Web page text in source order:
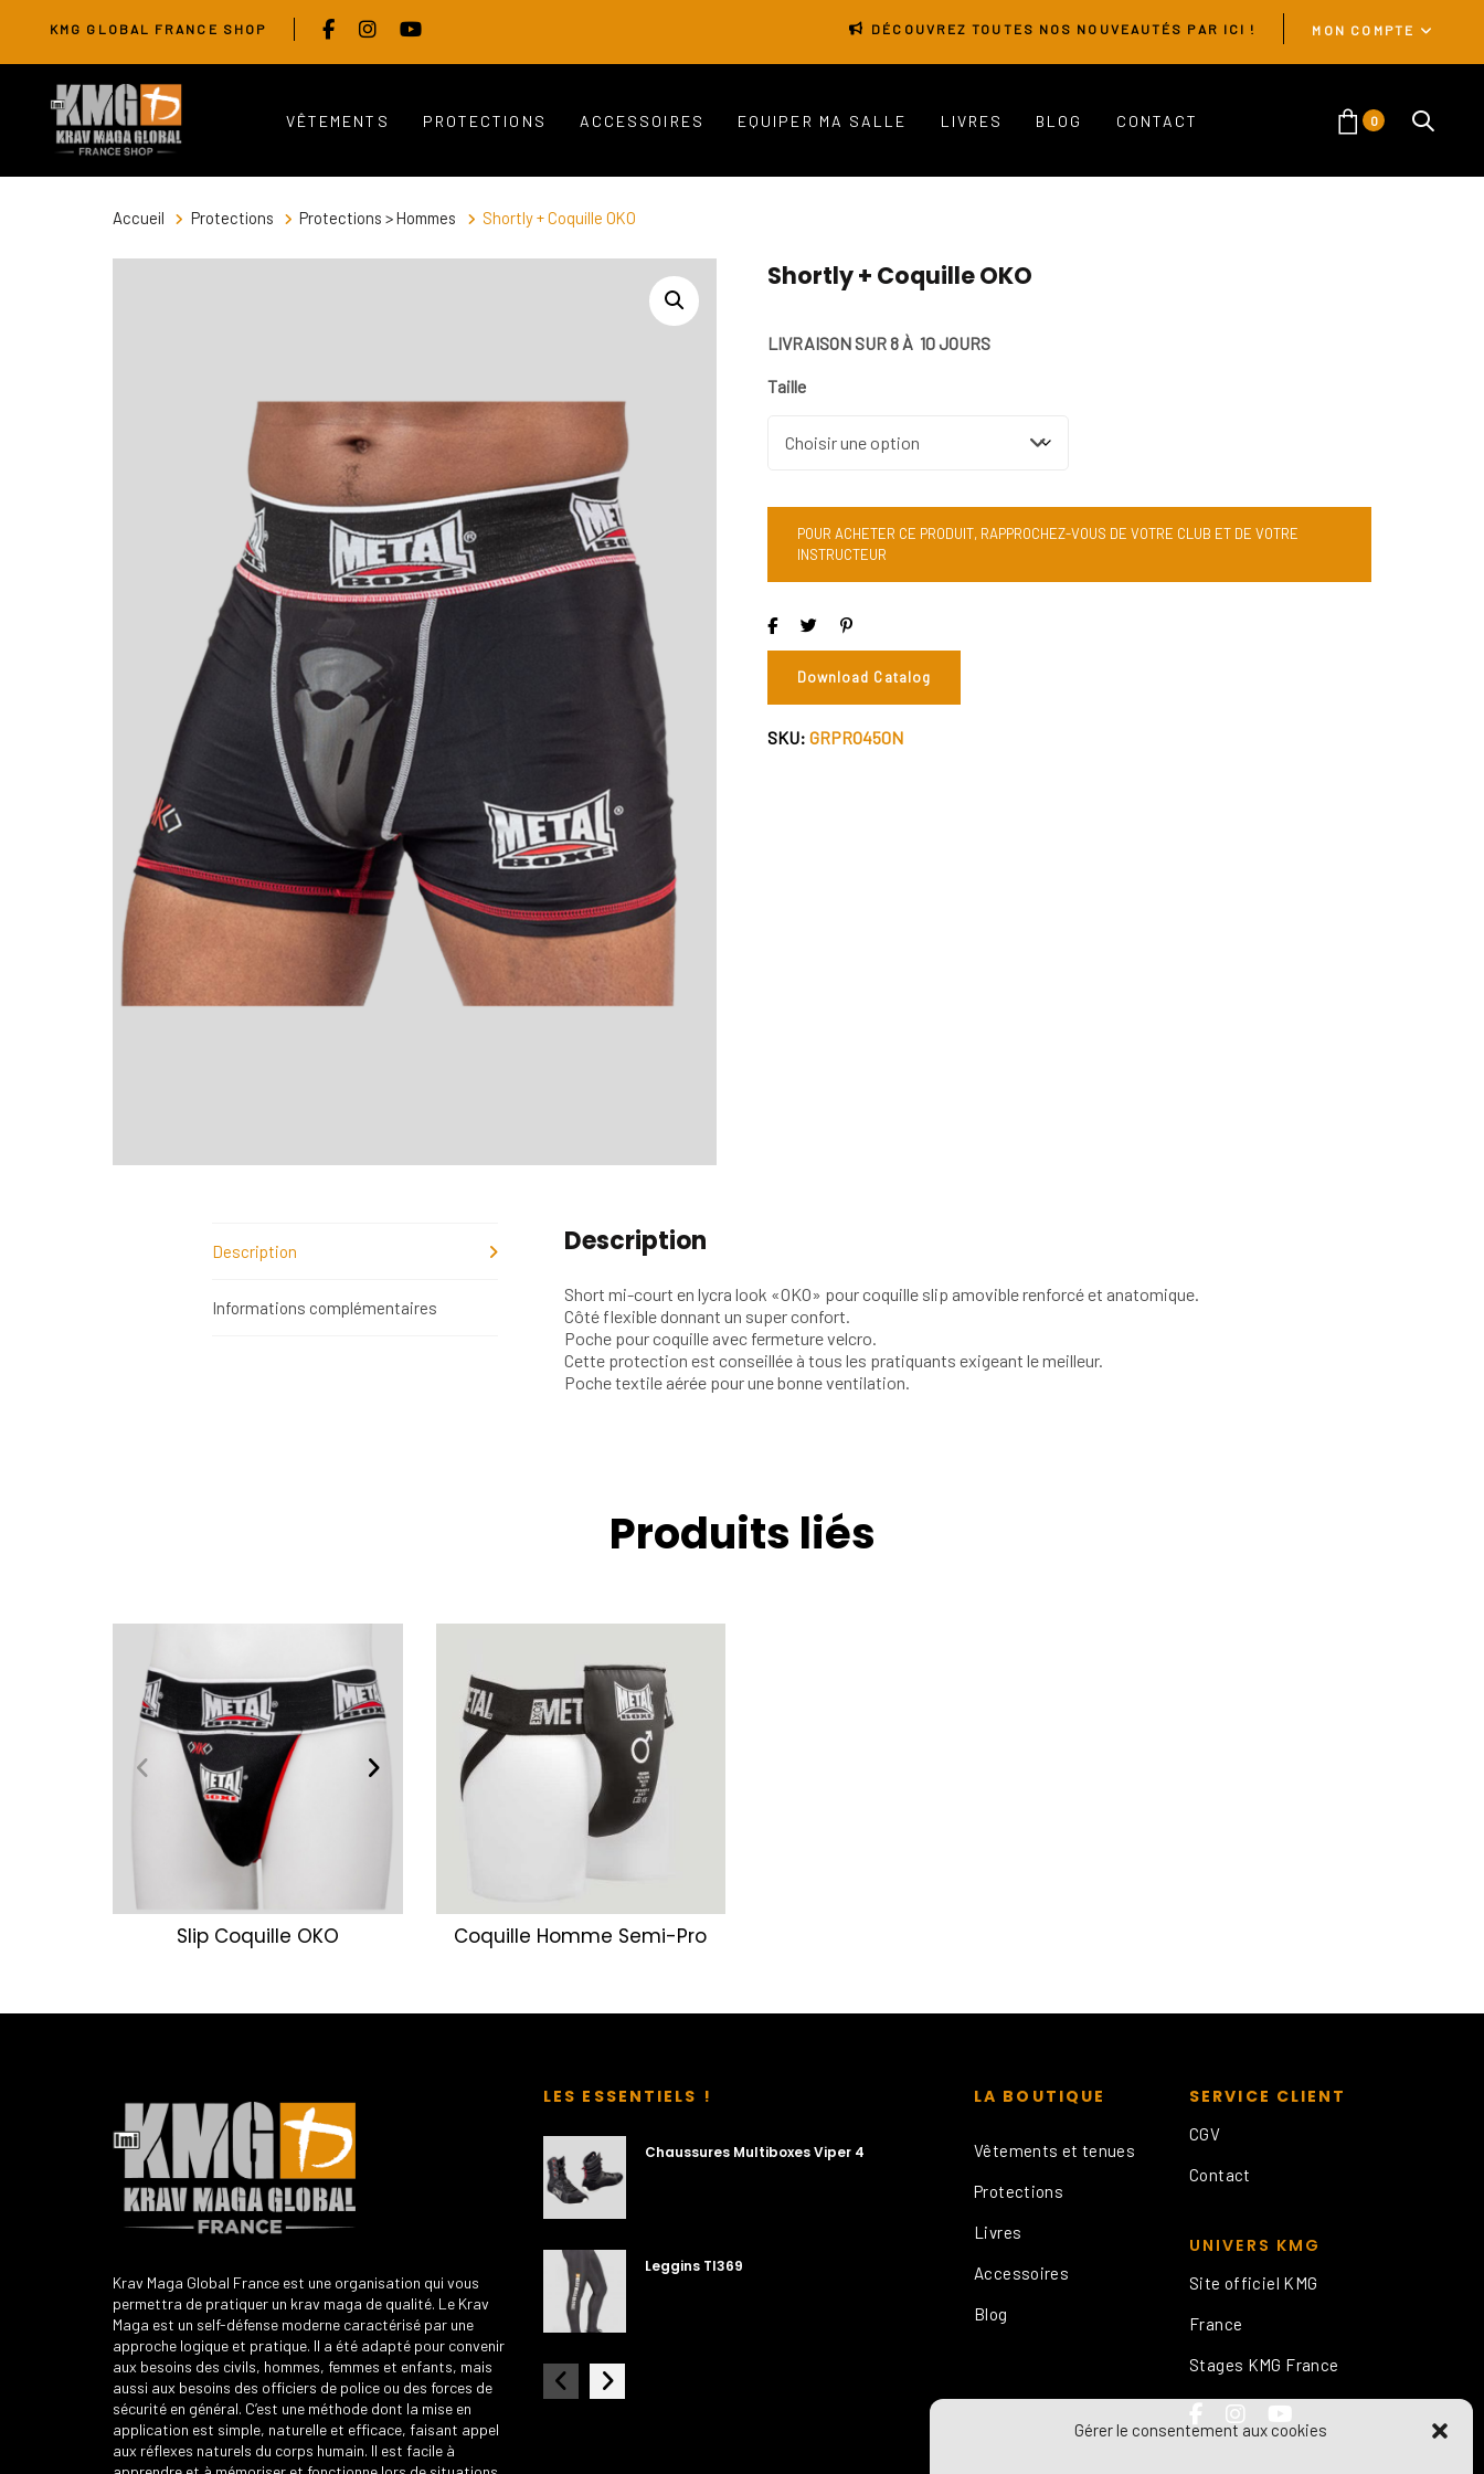
Gérer le consentement aux cookies
navigation
KMG GLOBAL FRANCE SHOP DÉCOUVREZ TOUTES NOS NOUVEAUTÉS PAR ICI ! MON COMPTE
VÊTEMENTS PROTECTIONS ACCESSOIRES EQUIPER MA SALLE LIVRES BLOG CONTACT 0
Accueil Protections Protections > Hommes Shortly + Coquille OKO
Shortly + Coquille OKO
LIVRAISON SUR 8 À 10 JOURS
Taille
POUR ACHETER CE PRODUIT, RAPPROCHEZ-VOUS DE VOTRE CLUB ET DE VOTRE
INSTRUCTEUR
Download Catalog
SKU: GRPRO450N
Description
Informations complémentaires
Description
Short mi-court en lycra look «OKO» pour coquille slip amovible renforcé et anatomique.
Côté flexible donnant un super confort.
Poche pour coquille avec fermeture velcro.
Cette protection est conseillée à tous les pratiquants exigeant le meilleur.
Poche textile aérée pour une bonne ventilation.
Produits liés
Slip Coquille OKO Coquille Homme Semi-Pro
Krav Maga Global France est une organisation qui vous
permettra de pratiquer un krav maga de qualité. Le Krav
Maga est un self-défense moderne caractérisé par une
approche logique et pratique. Il a été adapté pour convenir
aux besoins des civils, hommes, femmes et enfants, mais
aussi aux besoins des officiers de police ou des forces de
sécurité en général. C’est une méthode dont la mise en
application est simple, naturelle et efficace, faisant appel
aux réflexes naturels du corps humain. Il est facile à
LES ESSENTIELS !
Chaussures Multiboxes Viper 4
Leggins Tl369
T-Shirt Dry Fit
Pantalon Coton
LA BOUTIQUE
Vêtements et tenues
Protections
Livres
Accessoires
Blog
SERVICE CLIENT
CGV
Contact
UNIVERS KMG
Site officiel KMG
France
Stages KMG France